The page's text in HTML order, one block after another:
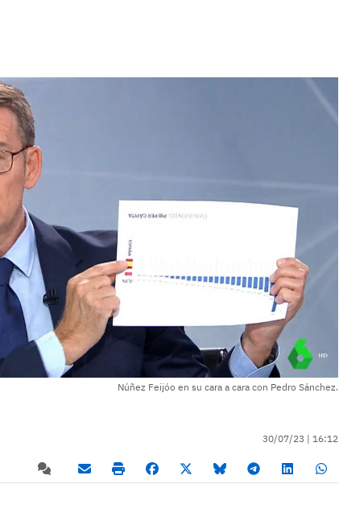
Núñez Feijóo en su cara a cara con Pedro Sánchez.
30/07/23 | 16:12